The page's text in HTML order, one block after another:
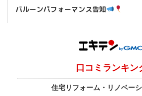
バルーンパフォーマンス告知